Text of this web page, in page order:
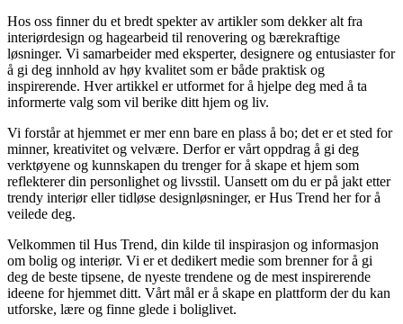
Hos oss finner du et bredt spekter av artikler som dekker alt fra
interiørdesign og hagearbeid til renovering og bærekraftige
løsninger. Vi samarbeider med eksperter, designere og entusiaster for
å gi deg innhold av høy kvalitet som er både praktisk og
inspirerende. Hver artikkel er utformet for å hjelpe deg med å ta
informerte valg som vil berike ditt hjem og liv.
Vi forstår at hjemmet er mer enn bare en plass å bo; det er et sted for
minner, kreativitet og velvære. Derfor er vårt oppdrag å gi deg
verktøyene og kunnskapen du trenger for å skape et hjem som
reflekterer din personlighet og livsstil. Uansett om du er på jakt etter
trendy interiør eller tidløse designløsninger, er Hus Trend her for å
veilede deg.
Velkommen til Hus Trend, din kilde til inspirasjon og informasjon
om bolig og interiør. Vi er et dedikert medie som brenner for å gi
deg de beste tipsene, de nyeste trendene og de mest inspirerende
ideene for hjemmet ditt. Vårt mål er å skape en plattform der du kan
utforske, lære og finne glede i boliglivet.